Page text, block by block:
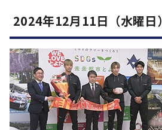
2024年12月11日（水曜日）